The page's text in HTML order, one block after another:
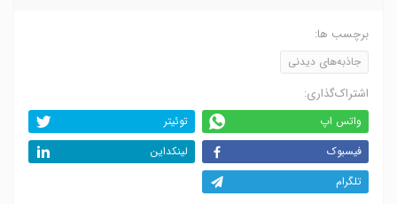
برچسب ها:
جاذبه‌های دیدنی
اشتراک‌گذاری:
واتس اپ
توئیتر
فیسبوک
لینکداین
تلگرام